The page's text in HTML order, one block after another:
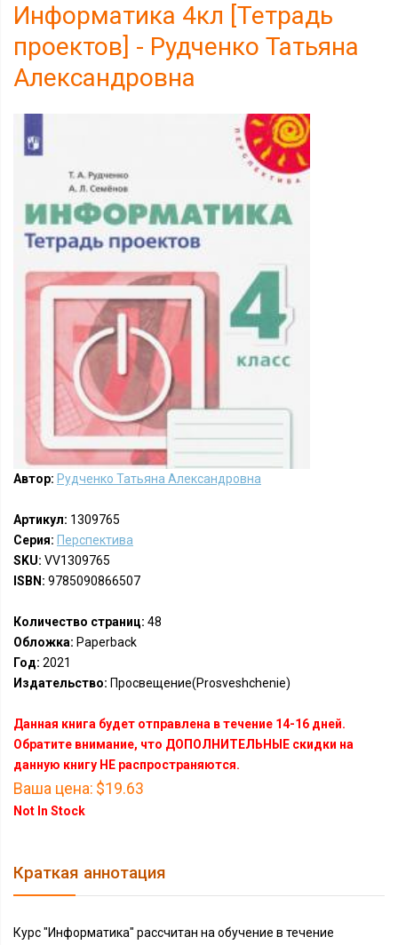
Информатика 4кл [Тетрадь
проектов] - Рудченко Татьяна
Александровна
Автор: Рудченко Татьяна Александровна
Артикул: 1309765
Серия: Перспектива
SKU: VV1309765
ISBN: 9785090866507
Количество страниц: 48
Обложка: Paperback
Год: 2021
Издательство: Просвещение(Prosveshchenie)
Данная книга будет отправлена в течение 14-16 дней.
Обратите внимание, что ДОПОЛНИТЕЛЬНЫЕ скидки на
данную книгу НЕ распространяются.
Ваша цена: $19.63
Not In Stock
Краткая аннотация
Курс "Информатика" рассчитан на обучение в течение